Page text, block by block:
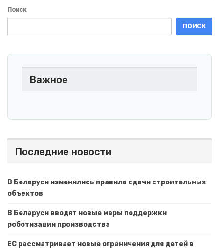
Поиск
ПОИСК
Важное
Последние новости
В Беларуси изменились правила сдачи строительных
объектов
В Беларуси вводят новые меры поддержки
роботизации производства
ЕС рассматривает новые ограничения для детей в